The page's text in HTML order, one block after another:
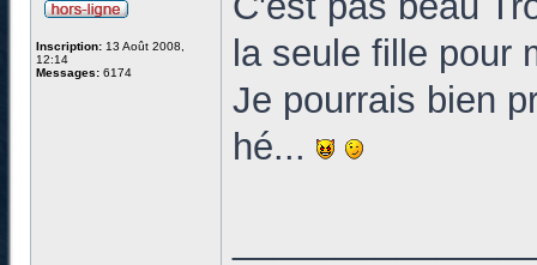
Inscription: 13 Août 2008,
12:14
Messages: 6174
la seule fille pour
Je pourrais bien
hé...